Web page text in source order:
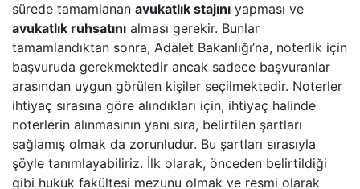
sürede tamamlanan avukatlık stajını yapması ve
avukatlık ruhsatını alması gerekir. Bunlar
tamamlandıktan sonra, Adalet Bakanlığı’na, noterlik için
başvuruda gerekmektedir ancak sadece başvuranlar
arasından uygun görülen kişiler seçilmektedir. Noterler
ihtiyaç sırasına göre alındıkları için, ihtiyaç halinde
noterlerin alınmasının yanı sıra, belirtilen şartları
sağlamış olmak da zorunludur. Bu şartları sırasıyla
şöyle tanımlayabiliriz. İlk olarak, önceden belirtildiği
gibi hukuk fakültesi mezunu olmak ve resmi olarak